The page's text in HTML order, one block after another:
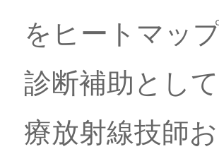
をヒートマッ
診断補助とし
療放射線技師